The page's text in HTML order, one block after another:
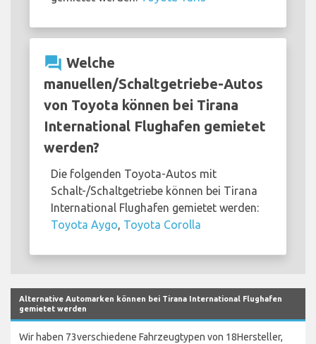
question_answer Welche
manuellen/Schaltgetriebe-Autos
von Toyota können bei Tirana
International Flughafen gemietet
werden?
Die folgenden Toyota-Autos mit
Schalt-/Schaltgetriebe können bei Tirana
International Flughafen gemietet werden:
Toyota Aygo Toyota Corolla
Alternative Automarken können bei Tirana International Flughafen
gemietet werden
Wir haben 73verschiedene Fahrzeugtypen von 18Hersteller,